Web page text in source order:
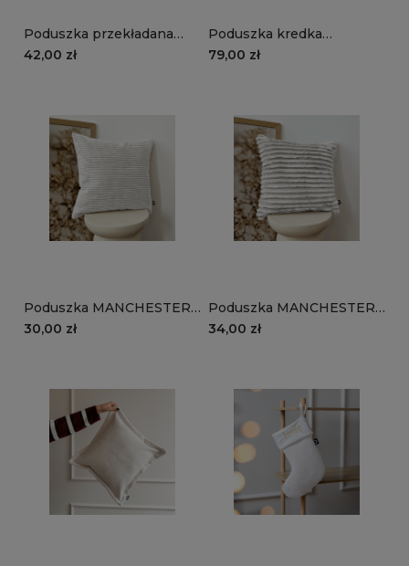
Poduszka przekładana
MANCHESTER LN03 |
42,00 zł
Poduszka kredka
MANCHESTER LN01 |
79,00 zł
Poduszka MANCHESTER
LN01 | śmietankowy
30,00 zł
Poduszka MANCHESTER
TL01 | śmietankowy
34,00 zł